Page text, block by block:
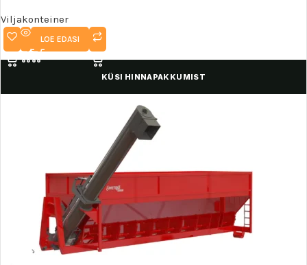
Viljakonteiner
LOE EDASI
KÜSI HINNAPAKKUMIST